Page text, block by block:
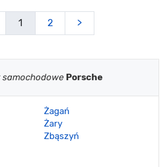
1 2 >
samochodowe Porsche
Żagań
Żary
Zbąszyń